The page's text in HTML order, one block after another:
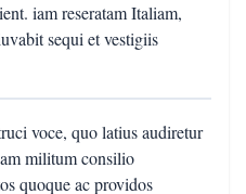
iam reseratam Italiam,
sequi et vestigiis
voce, quo latius audiretur
militum consilio
quoque ac providos